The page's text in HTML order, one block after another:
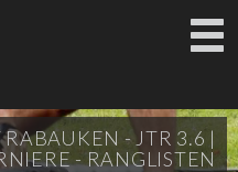
- JTR 3.6 |
- RANGLISTEN